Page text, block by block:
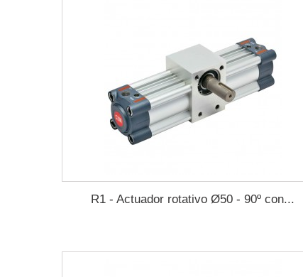
R1 - Actuador rotativo Ø50 - 90º con...